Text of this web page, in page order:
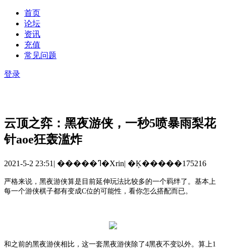
首页
论坛
资讯
充值
常见问题
登录
云顶之弈：黑夜游侠，一秒5喷暴雨梨花
针aoe狂轰滥炸
2021-5-2 23:51 | �����ߣ�Xrin| �Ķ�����175216
严格来说，黑夜游侠算是目前延伸玩法比较多的一个羁绊了。基本上
每一个游侠棋子都有变成C位的可能性，看你怎么搭配而已。
和之前的黑夜游侠相比，这一套黑夜游侠除了4黑夜不变以外。算上1